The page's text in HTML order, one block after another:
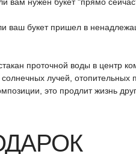
ваш букет пришел в
проточной воды в центр
лучей, отопительных
это продлит жизнь